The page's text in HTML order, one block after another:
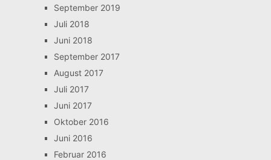
September 2019
Juli 2018
Juni 2018
September 2017
August 2017
Juli 2017
Juni 2017
Oktober 2016
Juni 2016
Februar 2016